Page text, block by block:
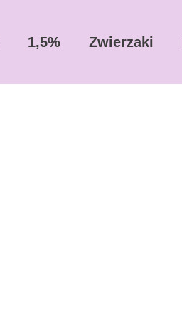
1,5% Zwierzaki